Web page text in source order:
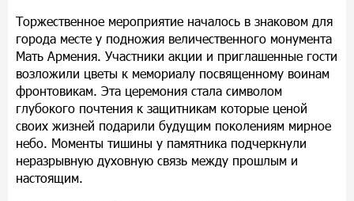
Торжественное мероприятие началось в знаковом для
города месте у подножия величественного монумента
Мать Армения. Участники акции и приглашенные гости
возложили цветы к мемориалу посвященному воинам
фронтовикам. Эта церемония стала символом
глубокого почтения к защитникам которые ценой
своих жизней подарили будущим поколениям мирное
небо. Моменты тишины у памятника подчеркнули
неразрывную духовную связь между прошлым и
настоящим.